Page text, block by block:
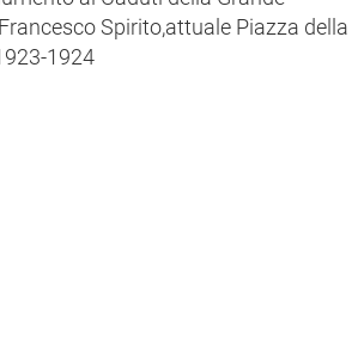
Spirito,attuale Piazza della
1924